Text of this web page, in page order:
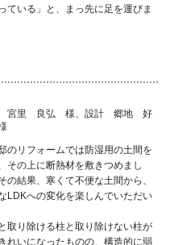
ている」と、まっ先に足を運びま
宮里 良弘 様、設計 郷地 好
のリフォームでは防湿用の土間を
その上に断熱材を敷きつめまし
の結果、寒くて不便な土間から、
LDKへの変化を楽しんでいただい
取り除ける柱と取り除けない柱が
れいになったものの、構造的に弱